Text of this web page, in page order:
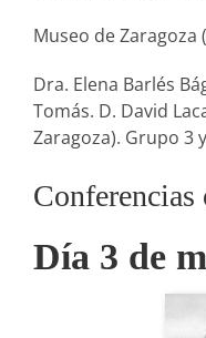
Museo de Zaragoza
Dra. Elena Barlés
Tomás. D. David
Zaragoza). Grupo 3
Día 3 de